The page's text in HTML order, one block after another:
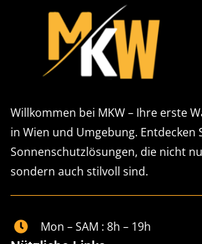
Willkommen bei MKW – Ihre erste
in Wien und Umgebung. Entdecken
Sonnenschutzlösungen, die nicht
sondern auch stilvoll sind.
Mon – SAM : 8h – 19h